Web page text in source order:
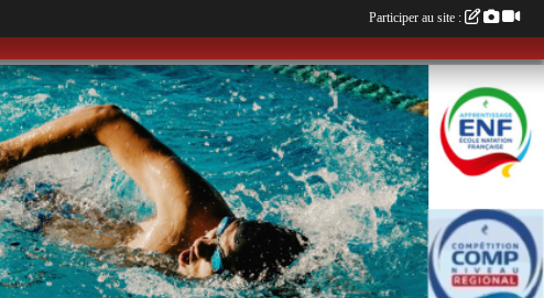
Participer au site :